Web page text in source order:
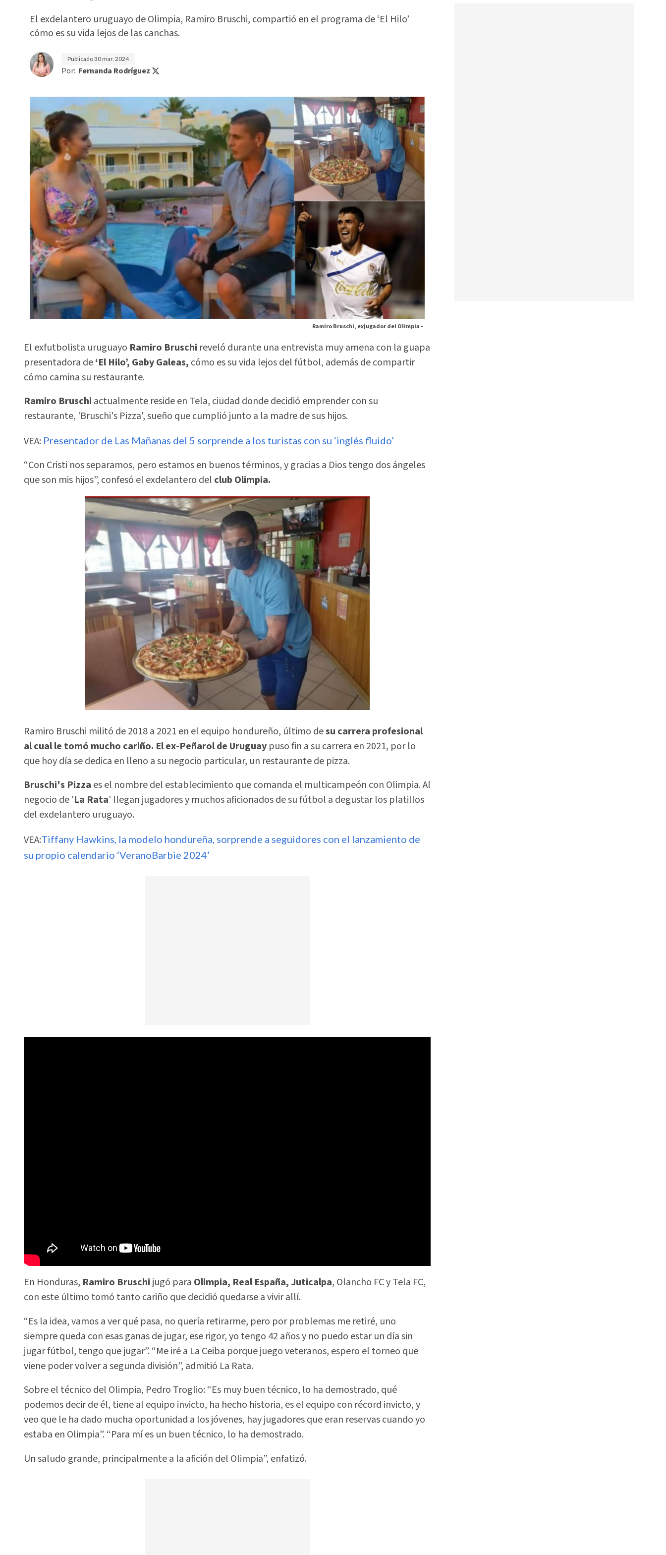
El exdelantero uruguayo de Olimpia, Ramiro Bruschi, compartió en el programa de ‘El Hilo’
cómo es su vida lejos de las canchas.
Publicado30 mar. 2024
Por: Fernanda Rodríguez
Ramiro Bruschi, exjugador del Olimpia -
El exfutbolista uruguayo Ramiro Bruschi reveló durante una entrevista muy amena con la guapa
presentadora de‘El Hilo’, Gaby Galeas, cómo es su vida lejos del fútbol, además de compartir
cómo camina su restaurante.
Ramiro Bruschi actualmente reside en Tela, ciudad donde decidió emprender con su
restaurante, 'Bruschi's Pizza', sueño que cumplió junto a la madre de sus hijos.
VEA: Presentador de Las Mañanas del 5 sorprende a los turistas con su ‘inglés fluido’
“Con Cristi nos separamos, pero estamos en buenos términos, y gracias a Dios tengo dos ángeles
que son mis hijos”, confesó el exdelantero del club Olimpia.
Ramiro Bruschi militó de 2018 a 2021 en el equipo hondureño, último desu carrera profesional
al cual le tomó mucho cariño. El ex-Peñarol de Uruguay puso fin a su carrera en 2021, por lo
que hoy día se dedica en lleno a su negocio particular, un restaurante de pizza.
Bruschi's Pizza es el nombre del establecimiento que comanda el multicampeón con Olimpia. Al
negocio de 'La Rata' llegan jugadores y muchos aficionados de su fútbol a degustar los platillos
del exdelantero uruguayo.
VEA:Tiffany Hawkins, la modelo hondureña, sorprende a seguidores con el lanzamiento de
su propio calendario ‘VeranoBarbie 2024’
En Honduras, Ramiro Bruschi jugó para Olimpia, Real España, Juticalpa, Olancho FC y Tela FC,
con este último tomó tanto cariño que decidió quedarse a vivir allí.
“Es la idea, vamos a ver qué pasa, no quería retirarme, pero por problemas me retiré, uno
siempre queda con esas ganas de jugar, ese rigor, yo tengo 42 años y no puedo estar un día sin
jugar fútbol, tengo que jugar”. “Me iré a La Ceiba porque juego veteranos, espero el torneo que
viene poder volver a segunda división”, admitió La Rata.
Sobre el técnico del Olimpia, Pedro Troglio: “Es muy buen técnico, lo ha demostrado, qué
podemos decir de él, tiene al equipo invicto, ha hecho historia, es el equipo con récord invicto, y
veo que le ha dado mucha oportunidad a los jóvenes, hay jugadores que eran reservas cuando yo
estaba en Olimpia”. “Para mí es un buen técnico, lo ha demostrado.
Un saludo grande, principalmente a la afición del Olimpia”, enfatizó.